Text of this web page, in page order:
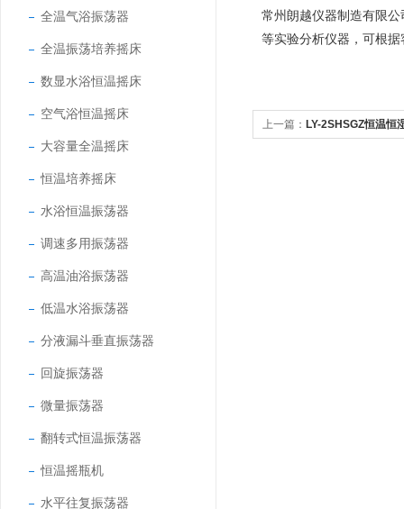
全温气浴振荡器
全温振荡培养摇床
数显水浴恒温摇床
空气浴恒温摇床
大容量全温摇床
恒温培养摇床
水浴恒温振荡器
调速多用振荡器
高温油浴振荡器
低温水浴振荡器
分液漏斗垂直振荡器
回旋振荡器
微量振荡器
翻转式恒温振荡器
恒温摇瓶机
水平往复振荡器
常州朗越仪器制造有限
等实验分析仪器，可根
上一篇： LY-2SHSGZ恒温恒